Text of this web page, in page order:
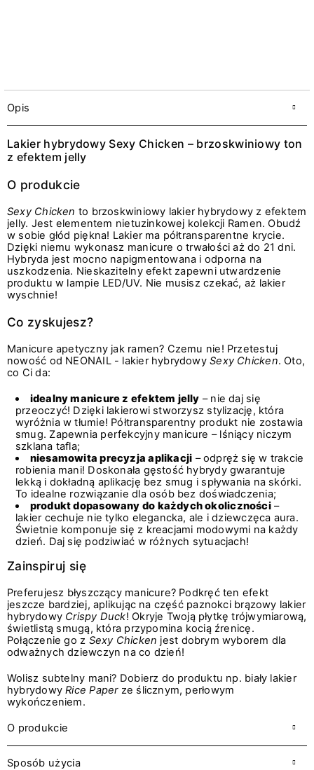
Opis
Lakier hybrydowy Sexy Chicken – brzoskwiniowy ton
z efektem jelly
O produkcie
Sexy Chicken to brzoskwiniowy lakier hybrydowy z efektem
jelly. Jest elementem nietuzinkowej kolekcji Ramen. Obudź
w sobie głód piękna! Lakier ma półtransparentne krycie.
Dzięki niemu wykonasz manicure o trwałości aż do 21 dni.
Hybryda jest mocno napigmentowana i odporna na
uszkodzenia. Nieskazitelny efekt zapewni utwardzenie
produktu w lampie LED/UV. Nie musisz czekać, aż lakier
wyschnie!
Co zyskujesz?
Manicure apetyczny jak ramen? Czemu nie! Przetestuj
nowość od NEONAIL - lakier hybrydowySexy Chicken. Oto,
co Ci da:
idealny manicure z efektem jelly – nie daj się
przeoczyć! Dzięki lakierowi stworzysz stylizację, która
wyróżnia w tłumie! Półtransparentny produkt nie zostawia
smug. Zapewnia perfekcyjny manicure – lśniący niczym
szklana tafla;
niesamowita precyzja aplikacji – odpręż się w trakcie
robienia mani! Doskonała gęstość hybrydy gwarantuje
lekką i dokładną aplikację bez smug i spływania na skórki.
To idealne rozwiązanie dla osób bez doświadczenia;
produkt dopasowany do każdych okoliczności–
lakier cechuje nie tylko elegancka, ale i dziewczęca aura.
Świetnie komponuje się z kreacjami modowymi na każdy
dzień. Daj się podziwiać w różnych sytuacjach!
Zainspiruj się
Preferujesz błyszczący manicure? Podkręć ten efekt
jeszcze bardziej, aplikując na część paznokci brązowy lakier
hybrydowy Crispy Duck! Okryje Twoją płytkę trójwymiarową,
świetlistą smugą, która przypomina kocią źrenicę.
Połączenie go z Sexy Chicken jest dobrym wyborem dla
odważnych dziewczyn na co dzień!
Wolisz subtelny mani? Dobierz do produktu np. biały lakier
hybrydowyRice Paperze ślicznym, perłowym
wykończeniem.
O produkcie
Sposób użycia